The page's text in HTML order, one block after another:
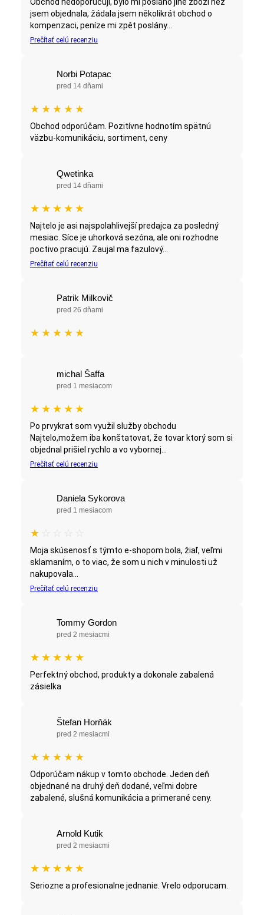
jsem objednala, žádala jsem několikrát obchod o
kompenzaci, peníze mi zpět poslány...
Prečítať celú recenziu
Norbi Potapac
pred 14 dňami
★ ★ ★ ★ ★
Obchod odporúčam. Pozitívne hodnotím spätnú
väzbu-komunikáciu, sortiment, ceny
Qwetinka
pred 14 dňami
★ ★ ★ ★ ★
Najtelo je asi najspolahlivejší predajca za posledný
mesiac. Síce je uhorková sezóna, ale oni rozhodne
poctivo pracujú. Zaujal ma fazulový...
Prečítať celú recenziu
Patrik Milkovič
pred 26 dňami
★ ★ ★ ★ ★
michal Šaffa
pred 1 mesiacom
★ ★ ★ ★ ★
Po prvykrat som využil služby obchodu
Najtelo,možem iba konštatovat, že tovar ktorý som si
objednal prišiel rychlo a vo vybornej...
Prečítať celú recenziu
Daniela Sykorova
pred 1 mesiacom
★ ☆ ☆ ☆ ☆
Moja skúsenosť s týmto e-shopom bola, žiaľ, veľmi
sklamaním, o to viac, že som u nich v minulosti už
nakupovala...
Prečítať celú recenziu
Tommy Gordon
pred 2 mesiacmi
★ ★ ★ ★ ★
Perfektný obchod, produkty a dokonale zabalená
zásielka
Štefan Horňák
pred 2 mesiacmi
★ ★ ★ ★ ★
Odporúčam nákup v tomto obchode. Jeden deň
objednané na druhý deň dodané, veľmi dobre
zabalené, slušná komunikácia a primerané ceny.
Arnold Kutik
pred 2 mesiacmi
★ ★ ★ ★ ★
Seriozne a profesionalne jednanie. Vrelo odporucam.